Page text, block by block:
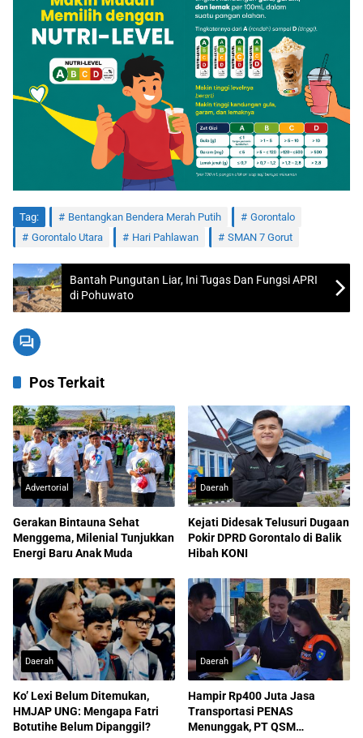
Tag: Bentangkan Bendera Merah Putih
Gorontalo
Gorontalo Utara
Hari Pahlawan SMAN 7 Gorut
Bantah Pungutan Liar, Ini Tugas Dan Fungsi APRI
di Pohuwato
Pos Terkait
Advertorial
Gerakan Bintauna Sehat
Menggema, Milenial Tunjukkan
Energi Baru Anak Muda
Daerah
Kejati Didesak Telusuri Dugaan
Pokir DPRD Gorontalo di Balik
Hibah KONI
Daerah
Ko’ Lexi Belum Ditemukan,
HMJAP UNG: Mengapa Fatri
Botutihe Belum Dipanggil?
Daerah
Hampir Rp400 Juta Jasa
Transportasi PENAS
Menunggak, PT QSM